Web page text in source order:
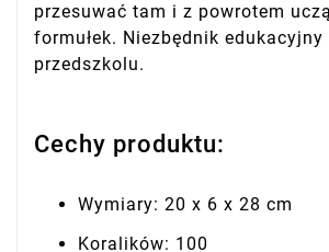
przesuwać tam i z powrotem
formułek. Niezbędnik edukacyjny
przedszkolu.
Cechy produktu:
Wymiary: 20 x 6 x 28 cm
Koralików: 100